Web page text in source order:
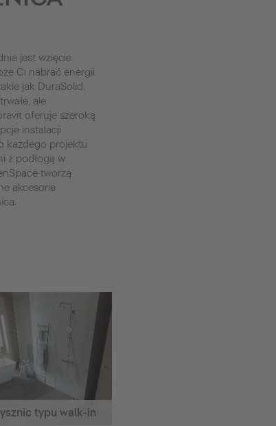
jest wzięcie
Ci nabrać energii
jak DuraSolid,
ale
oferuje szeroką
instalacji
każdego projektu
z podłogą w
tworzą
akcesoria
typu walk-in